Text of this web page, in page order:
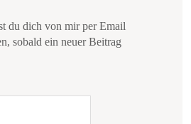
du dich von mir per Email
sobald ein neuer Beitrag